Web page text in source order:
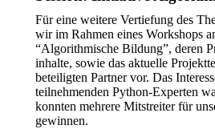
Für eine weitere Vertiefung des
wir im Rahmen eines Workshops
“Algorithmische Bildung”, deren
inhalte, sowie das aktuelle
beteiligten Partner vor. Das
teilnehmenden Python-Experten
konnten mehrere Mitstreiter für
gewinnen.